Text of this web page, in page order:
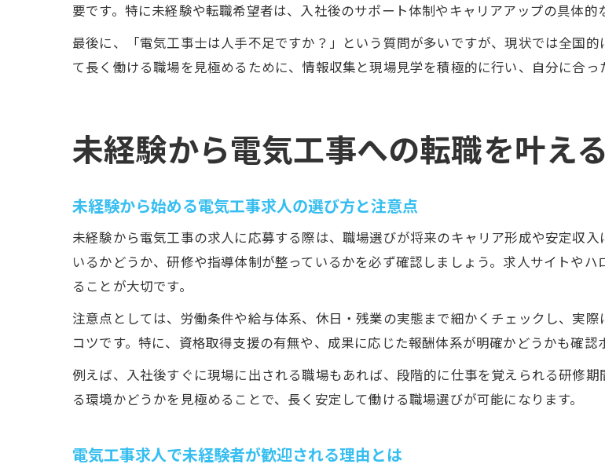
要です。特に未経験や転職希望者は、入社後のサポート体制やキャリアアップの具体的
最後に、「電気工事士は人手不足ですか？」という質問が多いですが、現状では全国
て長く働ける職場を見極めるために、情報収集と現場見学を積極的に行い、自分に合っ
未経験から電気工事への転職を叶え
未経験から始める電気工事求人の選び方と注意点
未経験から電気工事の求人に応募する際は、職場選びが将来のキャリア形成や安定収
いるかどうか、研修や指導体制が整っているかを必ず確認しましょう。求人サイトや
ることが大切です。
注意点としては、労働条件や給与体系、休日・残業の実態まで細かくチェックし、実
コツです。特に、資格取得支援の有無や、成果に応じた報酬体系が明確かどうかも確認
例えば、入社後すぐに現場に出される職場もあれば、段階的に仕事を覚えられる研修
る環境かどうかを見極めることで、長く安定して働ける職場選びが可能になります。
電気工事求人で未経験者が歓迎される理由とは